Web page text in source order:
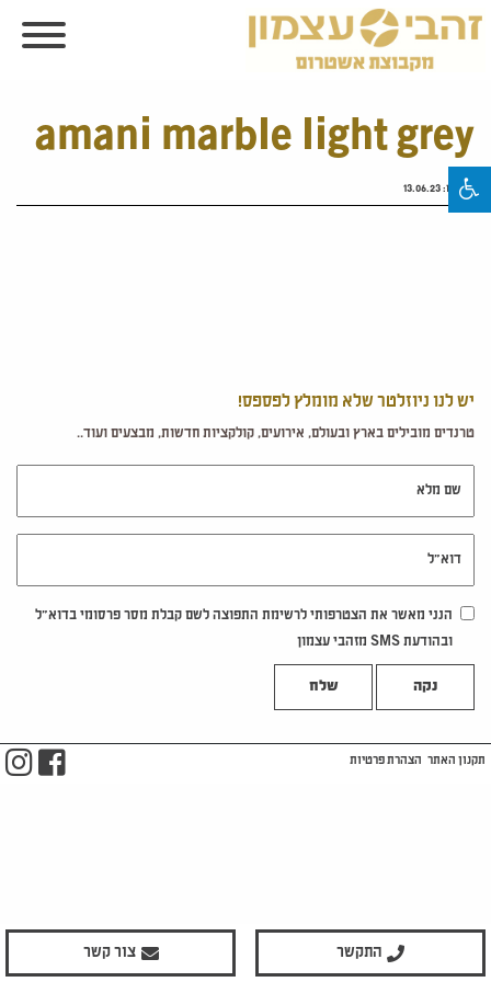
amani marble light grey
פורסם:13.06.23
יש לנו ניוזלטר שלא מומלץ לפספס!
טרנדים מובילים בארץ ובעולם, אירועים, קולקציות חדשות, מבצעים ועוד..
הנני מאשר את הצטרפותי לרשימת התפוצה לשם קבלת מסר פרסומי בדוא"ל
ובהודעת SMS מזהבי עצמון
נקה
התקשר צור קשר
תקנון האתר הצהרת פרטיות